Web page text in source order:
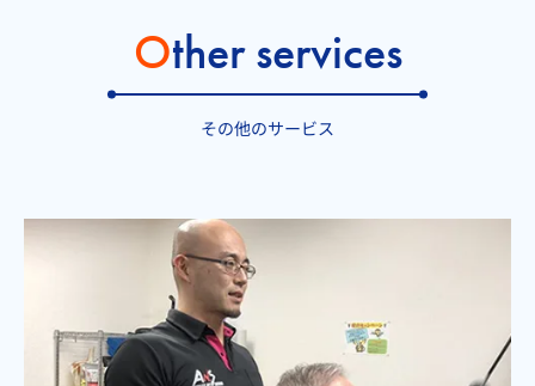
Other services
その他のサービス